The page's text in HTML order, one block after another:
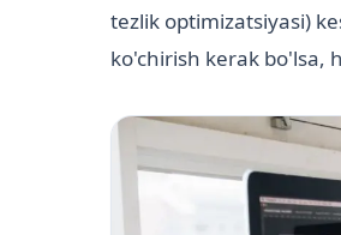
tezlik optimizatsiyasi)
ko'chirish kerak bo'lsa,